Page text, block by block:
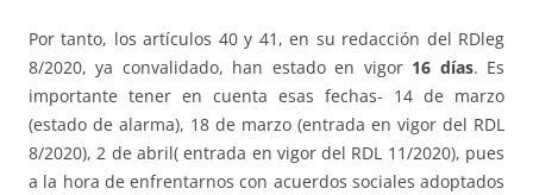
Por tanto, los artículos 40 y 41, en su redacción del RDleg
8/2020, ya convalidado, han estado en vigor 16 días. Es
importante tener en cuenta esas fechas- 14 de marzo
(estado de alarma), 18 de marzo (entrada en vigor del RDL
8/2020), 2 de abril( entrada en vigor del RDL 11/2020), pues
a la hora de enfrentarnos con acuerdos sociales adoptados